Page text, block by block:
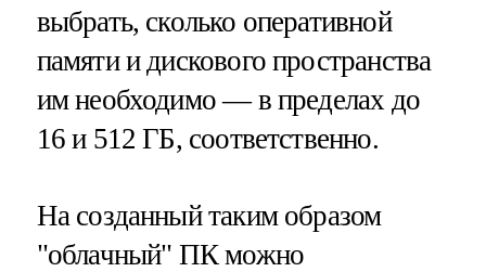
выбрать, сколько оперативной
памяти и дискового пространства
им необходимо — в пределах до
16 и 512 ГБ, соответственно.
На созданный таким образом
"облачный" ПК можно